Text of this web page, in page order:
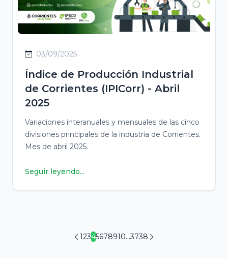
03/09/2025
Índice de Producción Industrial
de Corrientes (IPICorr) - Abril
2025
Variaciones interanuales y mensuales de las cinco
divisiones principales de la industria de Corrientes.
Mes de abril 2025.
Seguir leyendo...
12345678910...3738